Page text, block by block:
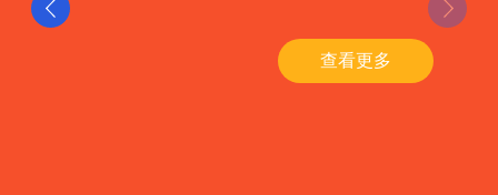
查看更多